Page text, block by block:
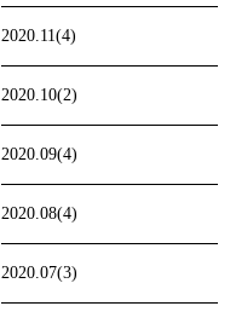
2020.11(4)
2020.10(2)
2020.09(4)
2020.08(4)
2020.07(3)